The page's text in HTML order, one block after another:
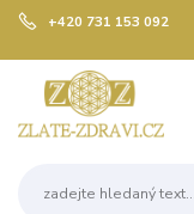
+420 731 153 092